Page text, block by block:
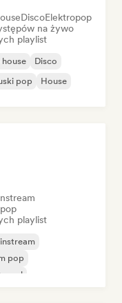
DiscoElektropop
na żywo
playlist
house
Disco
pop House
playlist
pop